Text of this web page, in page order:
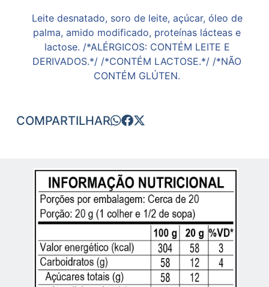
Leite desnatado, soro de leite, açúcar, óleo de
palma, amido modificado, proteínas lácteas e
lactose. /*ALÉRGICOS: CONTÉM LEITE E
DERIVADOS.*/ /*CONTÉM LACTOSE.*/ /*NÃO
CONTÉM GLÚTEN.
COMPARTILHAR